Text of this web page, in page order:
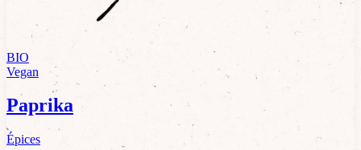
BIO
Vegan
Paprika
Épices